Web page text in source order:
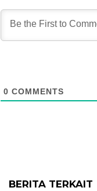
0 COMMENTS
BERITA TERKAIT